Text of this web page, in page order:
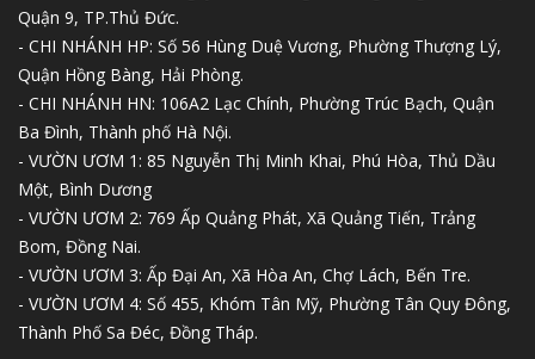
Quận 9, TP.Thủ Đức.
- CHI NHÁNH HP: Số 56 Hùng Duệ Vương, Phường Thượng Lý,
Quận Hồng Bàng, Hải Phòng.
- CHI NHÁNH HN: 106A2 Lạc Chính, Phường Trúc Bạch, Quận
Ba Đình, Thành phố Hà Nội.
- VƯỜN ƯƠM 1: 85 Nguyễn Thị Minh Khai, Phú Hòa, Thủ Dầu
Một, Bình Dương
- VƯỜN ƯƠM 2: 769 Ấp Quảng Phát, Xã Quảng Tiến, Trảng
Bom, Đồng Nai.
- VƯỜN ƯƠM 3: Ấp Đại An, Xã Hòa An, Chợ Lách, Bến Tre.
- VƯỜN ƯƠM 4: Số 455, Khóm Tân Mỹ, Phường Tân Quy Đông,
Thành Phố Sa Đéc, Đồng Tháp.